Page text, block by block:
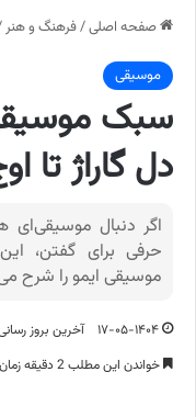
صفحه اصلی/فرهنگ و هنر
موسیقی
سبک
دل گاراژ تا
اگر دنبال
حرفی برای
موسیقی ایمو را شرح
۱۷-۰۵-۱۴۰۴
آخرین بروز رسانی : ۱۸-۰۵-
خواندن این مطلب 2 دقیقه زمان میبرد